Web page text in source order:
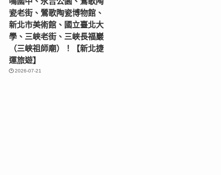
瓷老街、鶯歌陶瓷博物館、
新北市美術館、國立臺北大
學、三峽老街、三峽長福巖
（三峽祖師廟）！【新北捷
運旅遊】
2026-07-21